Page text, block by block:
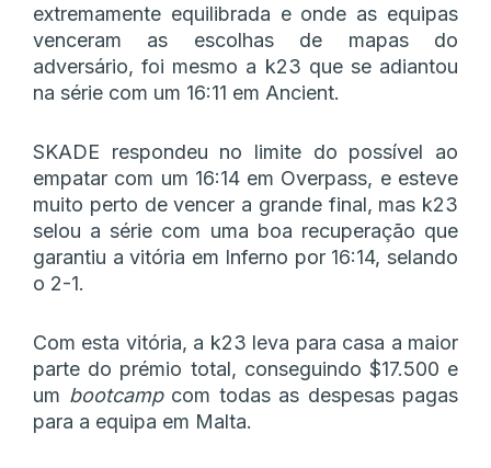
extremamente equilibrada e onde as equipas
venceram as escolhas de mapas do
adversário, foi mesmo a k23 que se adiantou
na série com um 16:11 em Ancient.
SKADE respondeu no limite do possível ao
empatar com um 16:14 em Overpass, e esteve
muito perto de vencer a grande final, mas k23
selou a série com uma boa recuperação que
garantiu a vitória em Inferno por 16:14, selando
o 2-1.
Com esta vitória, a k23 leva para casa a maior
parte do prémio total, conseguindo $17.500 e
um bootcampcom todas as despesas pagas
para a equipa em Malta.